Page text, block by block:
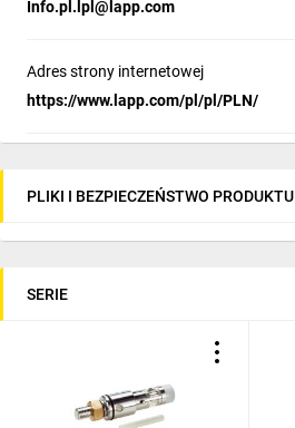
Info.pl.lpl@lapp.com
Adres strony internetowej
https://www.lapp.com/pl/pl/PLN/
PLIKI I BEZPIECZEŃSTWO PRODUKTU
SERIE